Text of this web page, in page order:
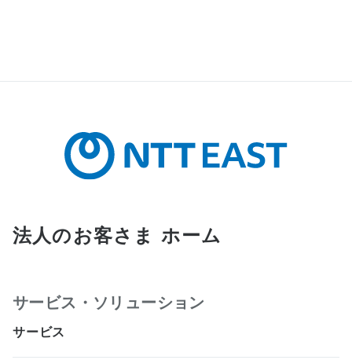
法人のお客さま ホーム
サービス・ソリューション
サービス